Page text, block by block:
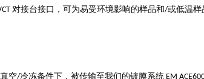
VCT 对接台接口，可为易受环境影响的样品和/或低温
/冷冻条件下，被传输至我们的镀膜系统 EM ACE600